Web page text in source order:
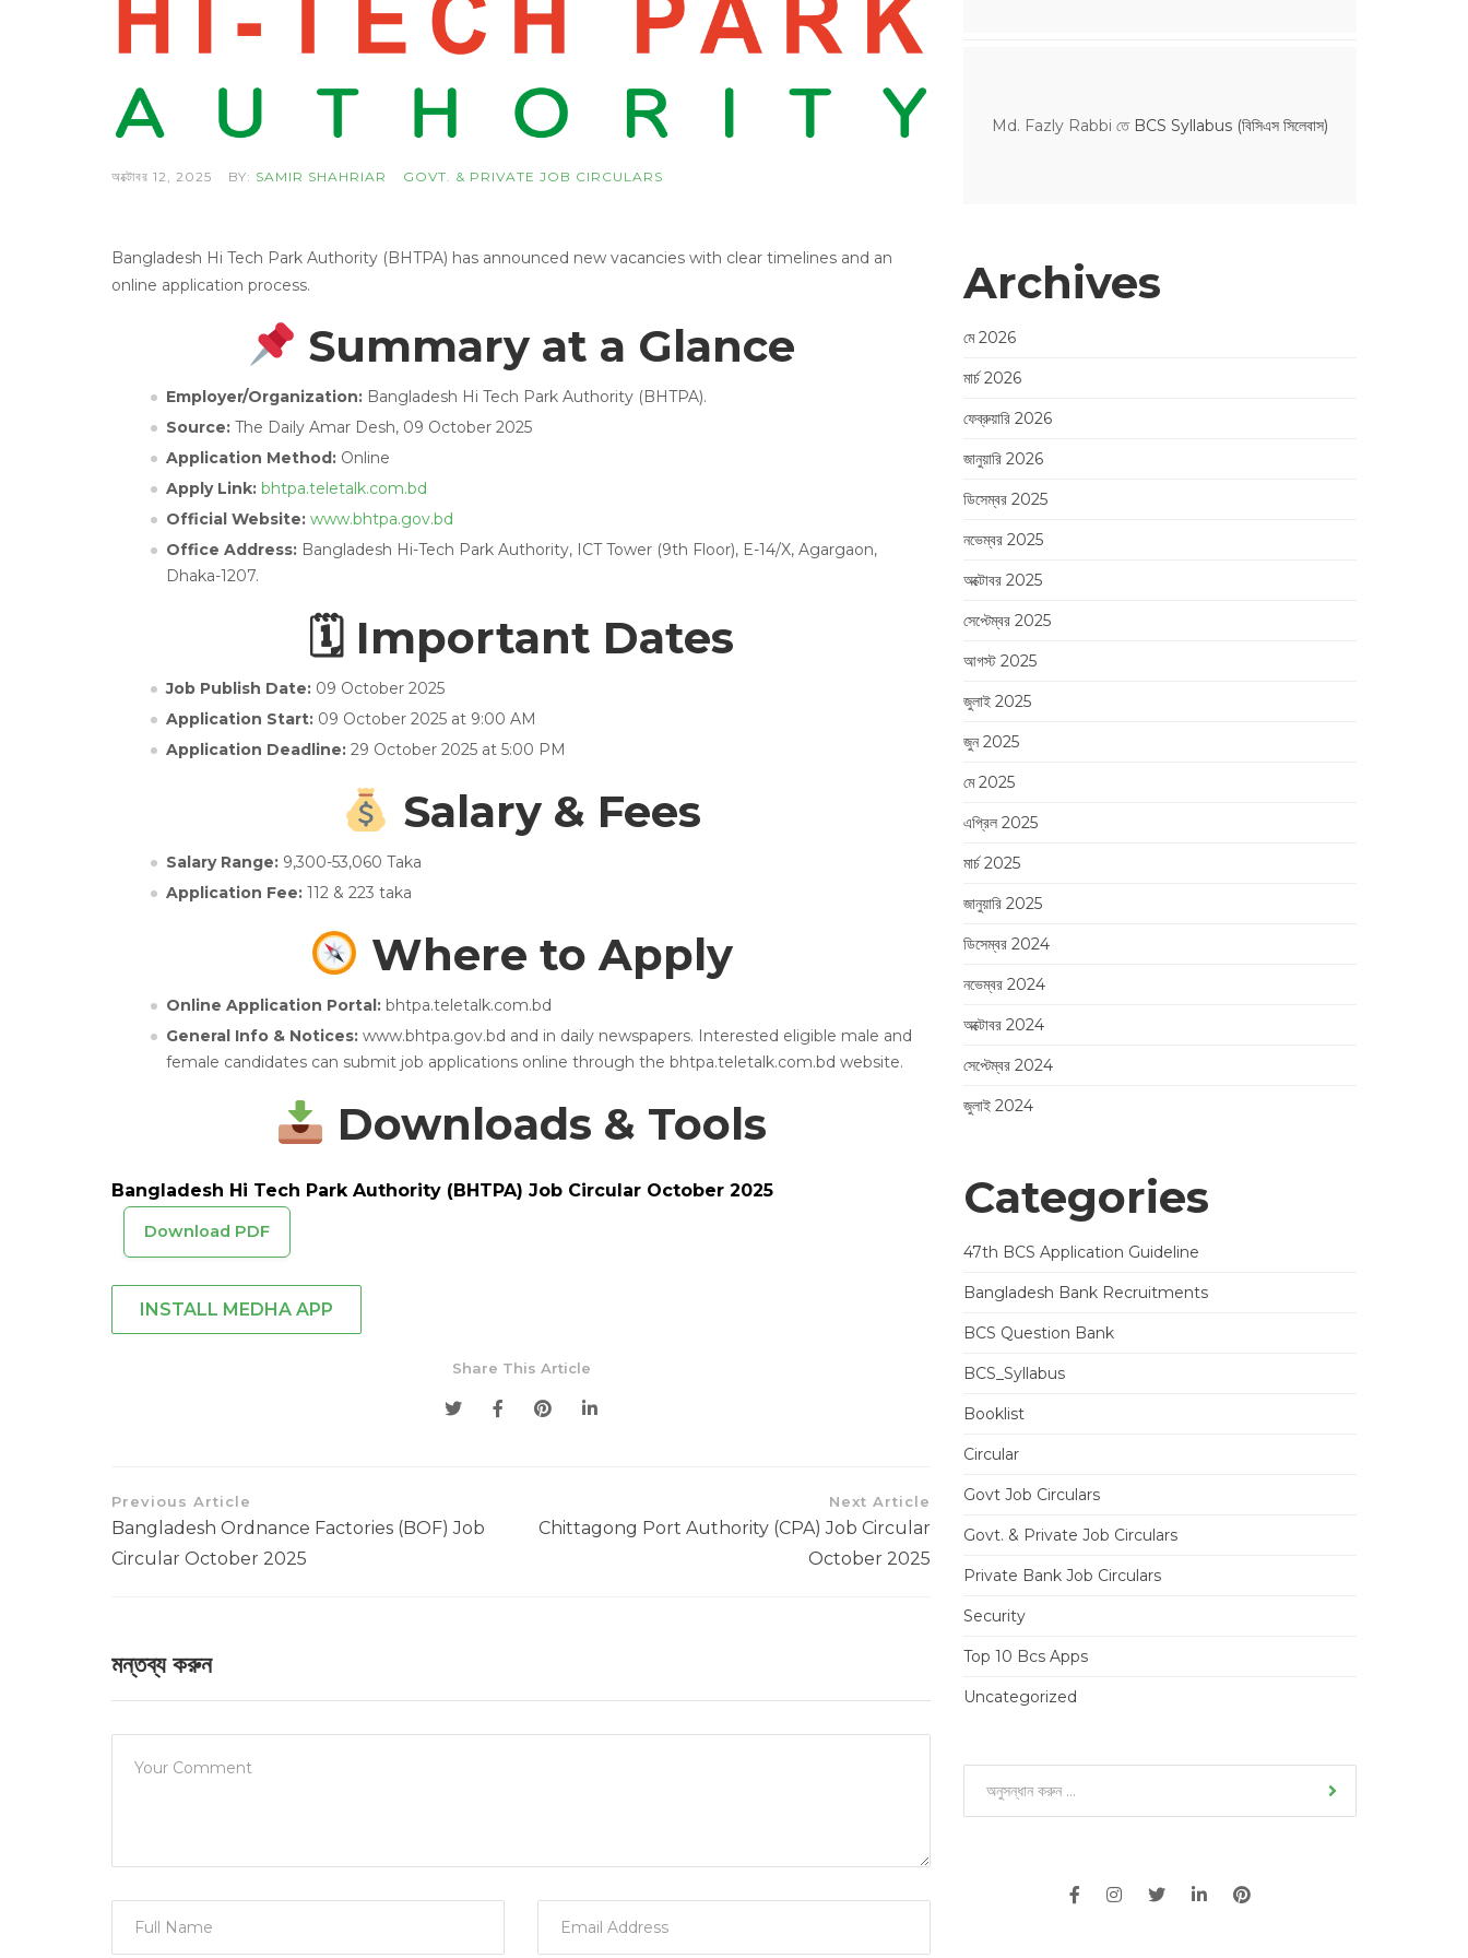
অক্টোবর 12, 2025 BY: SAMIR SHAHRIAR GOVT. & PRIVATE JOB CIRCULARS
Bangladesh Hi Tech Park Authority (BHTPA) has announced new vacancies with clear timelines and an
online application process.
Summary at a Glance
Employer/Organization: Bangladesh Hi Tech Park Authority (BHTPA).
Source: The Daily Amar Desh, 09 October 2025
Application Method: Online
Apply Link: bhtpa.teletalk.com.bd
Official Website: www.bhtpa.gov.bd
Office Address: Bangladesh Hi-Tech Park Authority, ICT Tower (9th Floor), E-14/X, Agargaon,
Dhaka-1207.
🗓 Important Dates
Job Publish Date: 09 October 2025
Application Start: 09 October 2025 at 9:00 AM
Application Deadline: 29 October 2025 at 5:00 PM
Salary & Fees
Salary Range: 9,300-53,060 Taka
Application Fee: 112 & 223 taka
Where to Apply
Online Application Portal: bhtpa.teletalk.com.bd
General Info & Notices: www.bhtpa.gov.bd and in daily newspapers. Interested eligible male and
female candidates can submit job applications online through the bhtpa.teletalk.com.bd website.
Downloads & Tools
Bangladesh Hi Tech Park Authority (BHTPA) Job Circular October 2025
Download PDF
INSTALL MEDHA APP
Share This Article
Previous Article
Bangladesh Ordnance Factories (BOF) Job
Circular October 2025
Next Article
Chittagong Port Authority (CPA) Job Circular
October 2025
মন্তব্য করুন
Md. Fazly Rabbi তে BCS Syllabus (বিসিএস সিলেবাস)
Archives
মে 2026
মার্চ 2026
ফেব্রুয়ারি 2026
জানুয়ারি 2026
ডিসেম্বর 2025
নভেম্বর 2025
অক্টোবর 2025
সেপ্টেম্বর 2025
আগস্ট 2025
জুলাই 2025
জুন 2025
মে 2025
এপ্রিল 2025
মার্চ 2025
জানুয়ারি 2025
ডিসেম্বর 2024
নভেম্বর 2024
অক্টোবর 2024
সেপ্টেম্বর 2024
জুলাই 2024
Categories
47th BCS Application Guideline
Bangladesh Bank Recruitments
BCS Question Bank
BCS_Syllabus
Booklist
Circular
Govt Job Circulars
Govt. & Private Job Circulars
Private Bank Job Circulars
Security
Top 10 Bcs Apps
Uncategorized